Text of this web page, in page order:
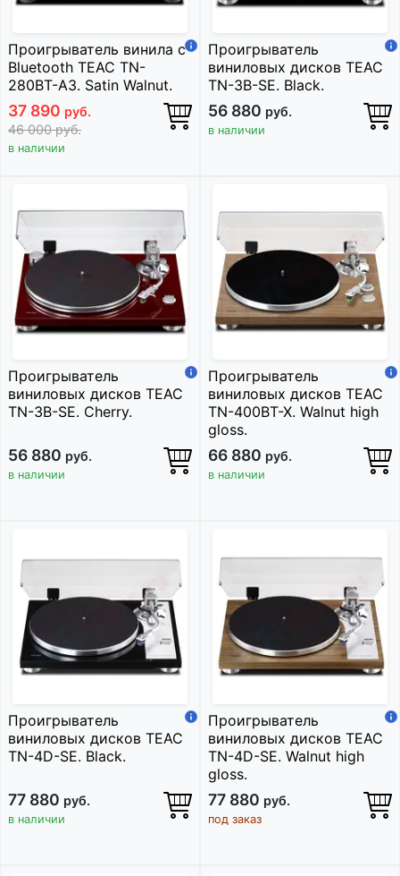
Проигрыватель винила с
Bluetooth TEAC TN-
280BT-A3. Satin Walnut.
37 890 руб.
46 000руб.
в наличии
Проигрыватель
виниловых дисков TEAC
TN-3B-SE. Black.
56 880 руб.
в наличии
Проигрыватель
виниловых дисков TEAC
TN-3B-SE. Cherry.
56 880 руб.
в наличии
Проигрыватель
виниловых дисков TEAC
TN-400BT-X. Walnut high
gloss.
66 880 руб.
в наличии
Проигрыватель
виниловых дисков TEAC
TN-4D-SE. Black.
77 880 руб.
в наличии
Проигрыватель
виниловых дисков TEAC
TN-4D-SE. Walnut high
gloss.
77 880 руб.
под заказ